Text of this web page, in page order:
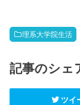
理系大学院生活
記事のシェ
ツイ